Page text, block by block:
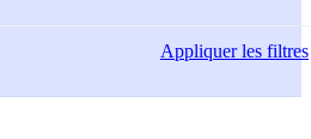
Appliquerles filtres